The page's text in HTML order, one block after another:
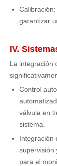
garantizar
IV.
La integración
Control
válvula en
sistema.
Integración
supervisión
para el